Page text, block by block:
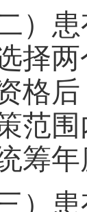
二）
择
格
范
筹
三）